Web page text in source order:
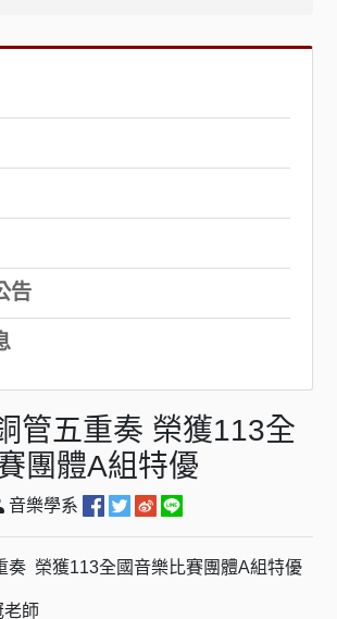
告
管五重奏 榮獲113全
團體A組特優
音樂學系
奏 榮獲113全國音樂比賽團體A組特優
師